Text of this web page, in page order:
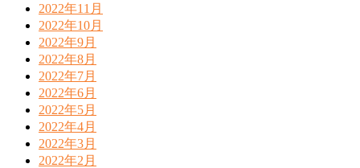
2022年11月
2022年10月
2022年9月
2022年8月
2022年7月
2022年6月
2022年5月
2022年4月
2022年3月
2022年2月